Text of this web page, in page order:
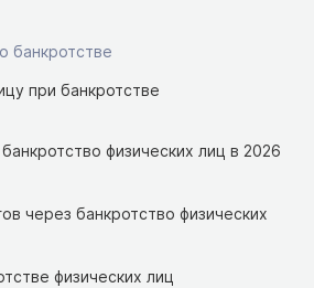
банкротстве
при банкротстве
физических лиц в 2026
через банкротство физических
физических лиц